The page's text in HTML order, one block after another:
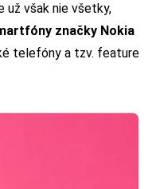
už však nie všetky,
značky Nokia
telefóny a tzv. feature